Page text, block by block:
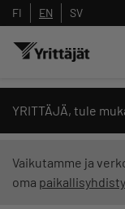
FI EN SV
YRITTÄJÄ, tule
Vaikutamme ja
oma
Search